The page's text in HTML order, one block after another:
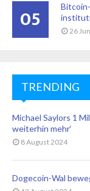
05 26
TRENDING
Michael Saylors 1
weiterhin mehr‘
8 August 2024
Dogecoin-Wal